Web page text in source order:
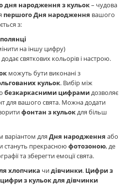
народження з кульок– чудова
першого Дня народження вашого
з:
на іншу цифру)
святкових кольорів і настрою.
можуть бути виконані з
кульок. Вибір між
безкаркасними цифрамидозволяє
для вашого свята. Можна додати
фонтан з кульокдля більш
варіантом для Дня народження або
стануть прекрасною фотозоною, де
та зберегти емоції свята.
хлопчика чидівчинки. Цифри з
цифри з кульок для дівчинки